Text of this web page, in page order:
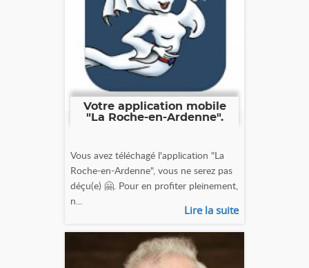
Votre application mobile
"La Roche-en-Ardenne".
Vous avez téléchagé l'application "La
Roche-en-Ardenne", vous ne serez pas
déçu(e) 🤗. Pour en profiter pleinement,
n...
Lire la suite